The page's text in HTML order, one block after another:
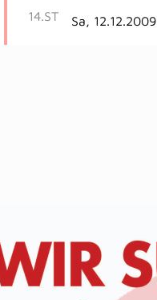
14.ST Sa, 12.12.2009